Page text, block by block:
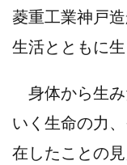
菱重工業神戸
生活とともに生
身体から生み
いく生命の力
在したことの